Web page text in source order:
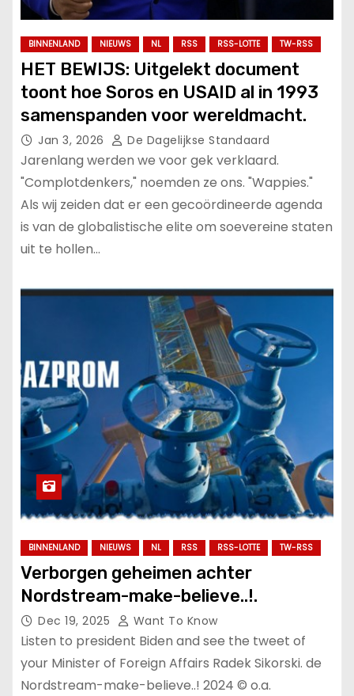
BINNENLAND NIEUWS NL RSS RSS-LOTTE TW-RSS
HET BEWIJS: Uitgelekt document
toont hoe Soros en USAID al in 1993
samenspanden voor wereldmacht.
Jan 3, 2026 De Dagelijkse Standaard
Jarenlang werden we voor gek verklaard.
"Complotdenkers," noemden ze ons. "Wappies."
Als wij zeiden dat er een gecoördineerde agenda
is van de globalistische elite om soevereine staten
uit te hollen…
BINNENLAND NIEUWS NL RSS RSS-LOTTE TW-RSS
Verborgen geheimen achter
Nordstream-make-believe..!.
Dec 19, 2025 Want To Know
Listen to president Biden and see the tweet of
your Minister of Foreign Affairs Radek Sikorski. de
Nordstream-make-believe..! 2024 © o.a.